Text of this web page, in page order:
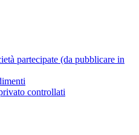
partecipate (da pubblicare in
controllati